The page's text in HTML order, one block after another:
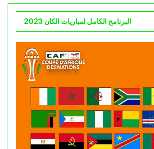
البرنامج الكامل لمباريات الكان 2023